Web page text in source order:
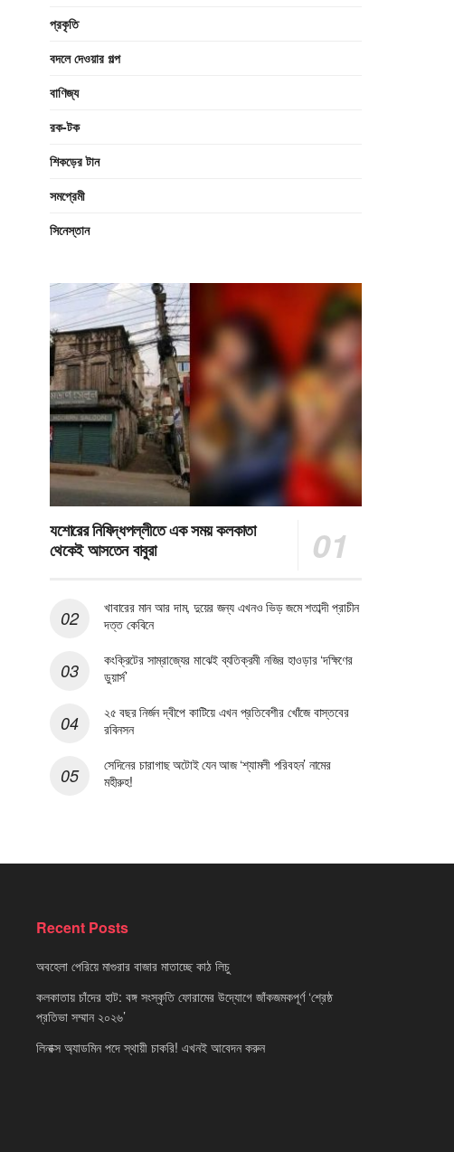
প্রকৃতি
বদলে দেওয়ার গল্প
বাণিজ্য
রক-টক
শিকড়ের টান
সমপ্রেমী
সিনেস্তান
যশোরের নিষিদ্ধপল্লীতে এক সময় কলকাতা
থেকেই আসতেন বাবুরা
খাবারের মান আর দাম, দুয়ের জন্য এখনও ভিড় জমে শতাব্দী প্রাচীন
দত্ত কেবিনে
কংক্রিটের সাম্রাজ্যের মাঝেই ব্যতিক্রমী নজির হাওড়ার ‘দক্ষিণের
ডুয়ার্স’
২৫ বছর নির্জন দ্বীপে কাটিয়ে এখন প্রতিবেশীর খোঁজে বাস্তবের
রবিনসন
সেদিনের চারাগাছ অটোই যেন আজ ‘শ্যামলী পরিবহন’ নামের
মহীরুহ!
Recent Posts
অবহেলা পেরিয়ে মাগুরার বাজার মাতাচ্ছে কাঠ লিচু
কলকাতায় চাঁদের হাট: বঙ্গ সংস্কৃতি ফোরামের উদ্যোগে জাঁকজমকপূর্ণ ‘শ্রেষ্ঠ
প্রতিভা সম্মান ২০২৬’
লিনাক্স অ্যাডমিন পদে স্থায়ী চাকরি! এখনই আবেদন করুন